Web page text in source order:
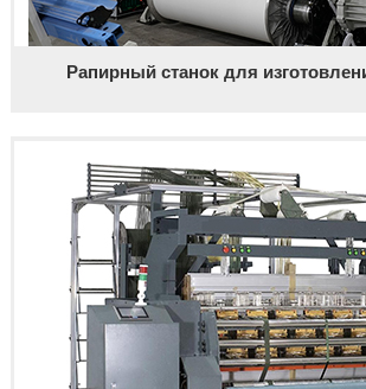
Рапирный станок для